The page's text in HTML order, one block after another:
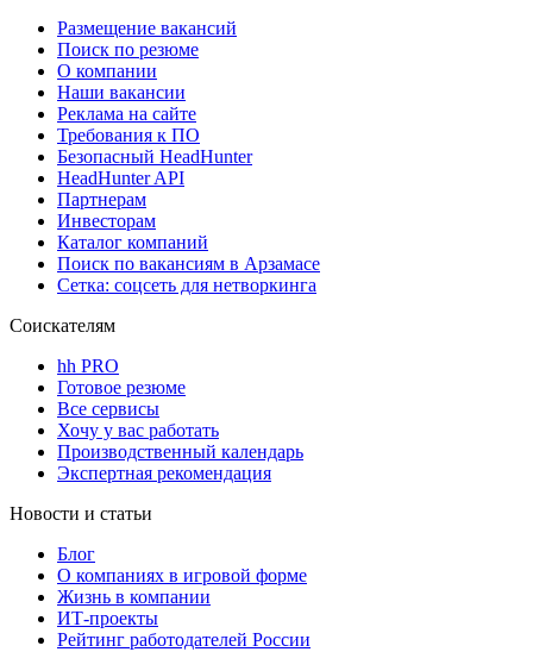
Размещение вакансий
Поиск по резюме
О компании
Наши вакансии
Реклама на сайте
Требования к ПО
Безопасный HeadHunter
HeadHunter API
Партнерам
Инвесторам
Каталог компаний
Поиск по вакансиям в Арзамасе
Сетка: соцсеть для нетворкинга
Соискателям
hh PRO
Готовое резюме
Все сервисы
Хочу у вас работать
Производственный календарь
Экспертная рекомендация
Новости и статьи
Блог
О компаниях в игровой форме
Жизнь в компании
ИТ-проекты
Рейтинг работодателей России